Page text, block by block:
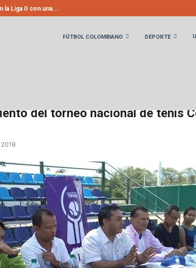
la Liga II con una...
FÚTBOL COLOMBIANO DEPORTE
del torneo nacional de tenis